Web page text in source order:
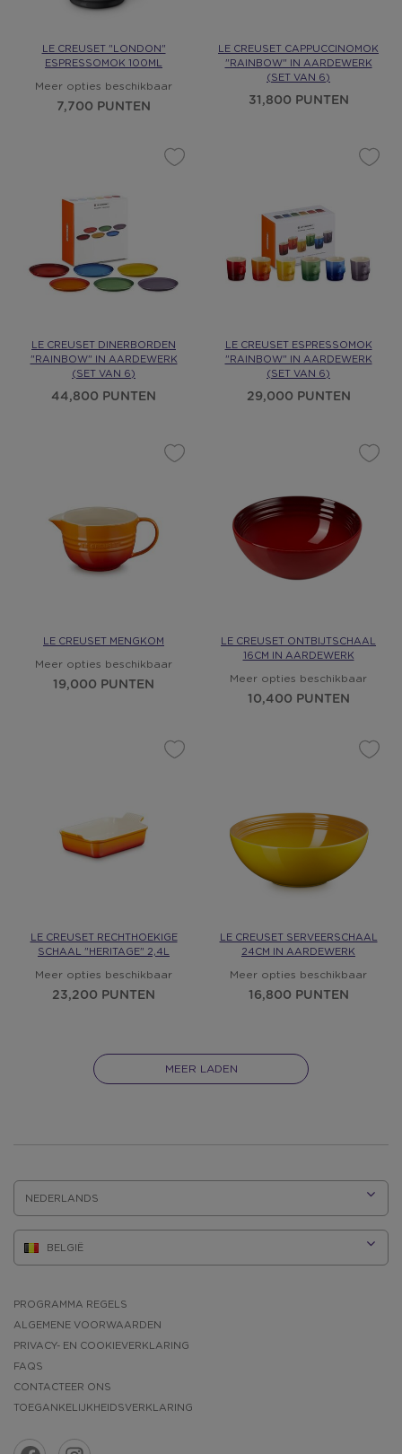
LE CREUSET "LONDON"
ESPRESSOMOK 100ML
Meer opties beschikbaar
7,700 PUNTEN
LE CREUSET CAPPUCCINOMOK
"RAINBOW" IN AARDEWERK
(SET VAN 6)
31,800 PUNTEN
LE CREUSET DINERBORDEN
"RAINBOW" IN AARDEWERK
(SET VAN 6)
44,800 PUNTEN
LE CREUSET ESPRESSOMOK
"RAINBOW" IN AARDEWERK
(SET VAN 6)
29,000 PUNTEN
LE CREUSET MENGKOM
Meer opties beschikbaar
19,000 PUNTEN
LE CREUSET ONTBIJTSCHAAL
16CM IN AARDEWERK
Meer opties beschikbaar
10,400 PUNTEN
LE CREUSET RECHTHOEKIGE
SCHAAL "HERITAGE" 2,4L
Meer opties beschikbaar
23,200 PUNTEN
LE CREUSET SERVEERSCHAAL
24CM IN AARDEWERK
Meer opties beschikbaar
16,800 PUNTEN
MEER LADEN
TAAL:
PROGRAMMA REGELS
ALGEMENE VOORWAARDEN
PRIVACY- EN COOKIEVERKLARING
FAQS
CONTACTEER ONS
TOEGANKELIJKHEIDSVERKLARING